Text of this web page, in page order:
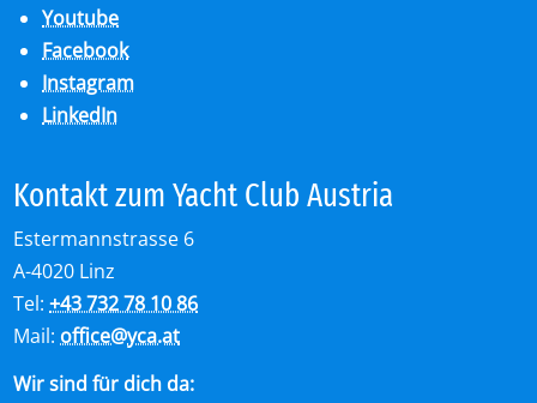
Youtube
Facebook
Instagram
LinkedIn
Kon­takt zum Yacht Club Aus­tria
Estermannstrasse 6
A-4020 Linz
Tel:+43 732 78 10 86
Mail: office@yca.at
Wir sind für dich da: